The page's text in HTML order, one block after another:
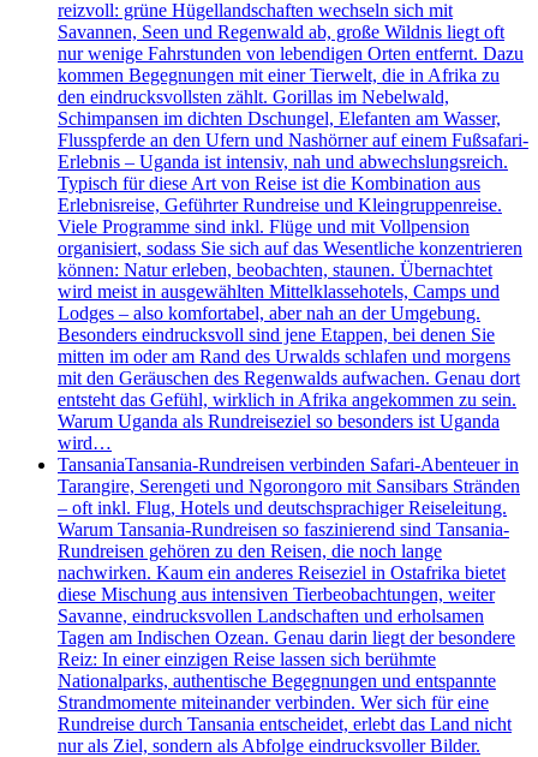
reizvoll: grüne Hügellandschaften wechseln sich mit
Savannen, Seen und Regenwald ab, große Wildnis liegt oft
nur wenige Fahrstunden von lebendigen Orten entfernt. Dazu
kommen Begegnungen mit einer Tierwelt, die in Afrika zu
den eindrucksvollsten zählt. Gorillas im Nebelwald,
Schimpansen im dichten Dschungel, Elefanten am Wasser,
Flusspferde an den Ufern und Nashörner auf einem Fußsafari-
Erlebnis – Uganda ist intensiv, nah und abwechslungsreich.
Typisch für diese Art von Reise ist die Kombination aus
Erlebnisreise, Geführter Rundreise und Kleingruppenreise.
Viele Programme sind inkl. Flüge und mit Vollpension
organisiert, sodass Sie sich auf das Wesentliche konzentrieren
können: Natur erleben, beobachten, staunen. Übernachtet
wird meist in ausgewählten Mittelklassehotels, Camps und
Lodges – also komfortabel, aber nah an der Umgebung.
Besonders eindrucksvoll sind jene Etappen, bei denen Sie
mitten im oder am Rand des Urwalds schlafen und morgens
mit den Geräuschen des Regenwalds aufwachen. Genau dort
entsteht das Gefühl, wirklich in Afrika angekommen zu sein.
Warum Uganda als Rundreiseziel so besonders ist Uganda
wird…
TansaniaTansania-Rundreisen verbinden Safari-Abenteuer in
Tarangire, Serengeti und Ngorongoro mit Sansibars Stränden
– oft inkl. Flug, Hotels und deutschsprachiger Reiseleitung.
Warum Tansania-Rundreisen so faszinierend sind Tansania-
Rundreisen gehören zu den Reisen, die noch lange
nachwirken. Kaum ein anderes Reiseziel in Ostafrika bietet
diese Mischung aus intensiven Tierbeobachtungen, weiter
Savanne, eindrucksvollen Landschaften und erholsamen
Tagen am Indischen Ozean. Genau darin liegt der besondere
Reiz: In einer einzigen Reise lassen sich berühmte
Nationalparks, authentische Begegnungen und entspannte
Strandmomente miteinander verbinden. Wer sich für eine
Rundreise durch Tansania entscheidet, erlebt das Land nicht
nur als Ziel, sondern als Abfolge eindrucksvoller Bilder.